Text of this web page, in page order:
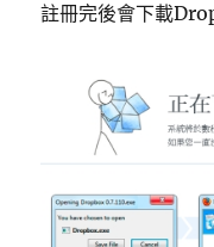
註冊完後會下載